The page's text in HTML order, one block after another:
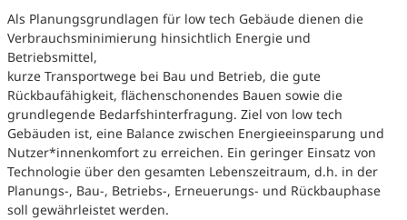
Als Planungsgrundlagen für low tech Gebäude dienen die
Verbrauchsminimierung hinsichtlich Energie und
Betriebsmittel,
kurze Transportwege bei Bau und Betrieb, die gute
Rückbaufähigkeit, flächenschonendes Bauen sowie die
grundlegende Bedarfshinterfragung. Ziel von low tech
Gebäuden ist, eine Balance zwischen Energieeinsparung und
Nutzer*innenkomfort zu erreichen. Ein geringer Einsatz von
Technologie über den gesamten Lebenszeitraum, d.h. in der
Planungs-, Bau-, Betriebs-, Erneuerungs- und Rückbauphase
soll gewährleistet werden.